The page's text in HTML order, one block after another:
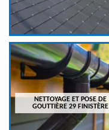
NETTOYAGE ET POSE DE
GOUTTIÈRE 29 FINISTÈRE